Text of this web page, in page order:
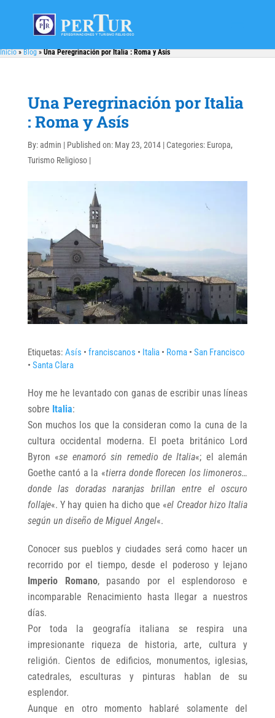
Inicio»Blog»Una Peregrinación por Italia : Roma y Asís
Una Peregrinación por Italia
: Roma y Asís
By:admin | Published on: May 23, 2014 | Categories: Europa,
Turismo Religioso |
Etiquetas: Asís • franciscanos • Italia• Roma• San Francisco
• Santa Clara
Hoy me he levantado con ganas de escribir unas líneas
sobre Italia:
Son muchos los que la consideran como la cuna de la
cultura occidental moderna. El poeta británico Lord
Byron «se enamoró sin remedio de Italia«; el alemán
Goethe cantó a la «tierra donde florecen los limoneros…
donde las doradas naranjas brillan entre el oscuro
follaje«. Y hay quien ha dicho que «el Creador hizo Italia
según un diseño de Miguel Angel«.
Conocer sus pueblos y ciudades será como hacer un
recorrido por el tiempo, desde el poderoso y lejano
Imperio Romano, pasando por el esplendoroso e
incomparable Renacimiento hasta llegar a nuestros
días.
Por toda la geografía italiana se respira una
impresionante riqueza de historia, arte, cultura y
religión. Cientos de edificios, monumentos, iglesias,
catedrales, esculturas y pinturas hablan de su
esplendor.
Aunque en otro momento hablaré solamente del